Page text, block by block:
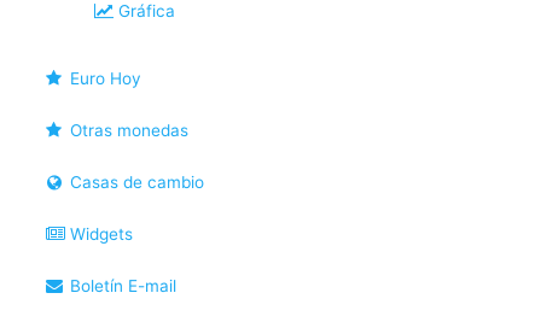
Gráfica
Euro Hoy
Otras monedas
Casas de cambio
Widgets
Boletín E-mail